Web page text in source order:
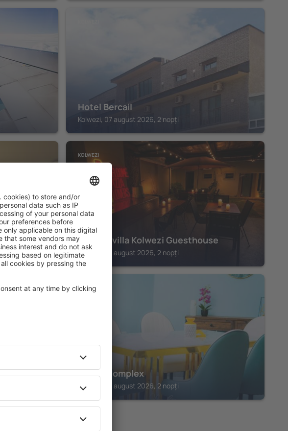
Hotel Bercail
Kolwezi, 07 august 2026, 2 nopți
KOLWEZI
Bougainvilla Kolwezi Guesthouse
Kolwezi, 07 august 2026, 2 nopți
KOLWEZI
B First Complex
Kolwezi, 07 august 2026, 2 nopți